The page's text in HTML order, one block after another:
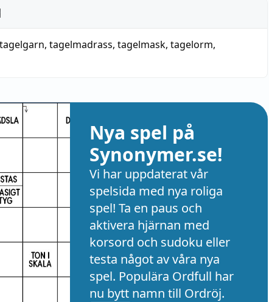
tagelgarn, tagelmadrass, tagelmask, tagelorm,
Nya spel på
Synonymer.se!
Vi har uppdaterat vår
spelsida med nya roliga
spel! Ta en paus och
aktivera hjärnan med
korsord och sudoku eller
testa något av våra nya
spel. Populära Ordfull har
nu bytt namn till Ordröj.